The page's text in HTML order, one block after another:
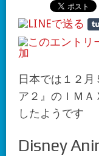
日本では１２
ア２』のＩＭ
したようです
Disney